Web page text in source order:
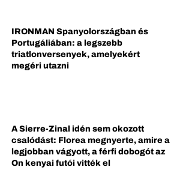
IRONMAN Spanyolországban és
Portugáliában: a legszebb
triatlonversenyek, amelyekért
megéri utazni
A Sierre-Zinal idén sem okozott
csalódást: Florea megnyerte, amire a
legjobban vágyott, a férfi dobogót az
On kenyai futói vitték el